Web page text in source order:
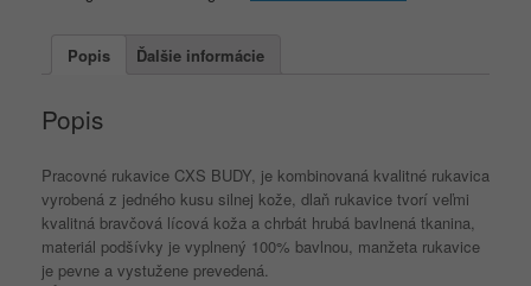
Popis Ďalšie informácie
Popis
Pracovné rukavice CXS BUDY, je kombinovaná kvalitné rukavica
vyrobená z jedného kusu silnej kože, dlaň rukavice tvorí veľmi
kvalitná bravčová lícová koža a chrbát hrubá bavlnená tkanina,
materiál podšívky je vyplnený 100% bavlnou, manžeta rukavice
je pevne a vystužene prevedená.